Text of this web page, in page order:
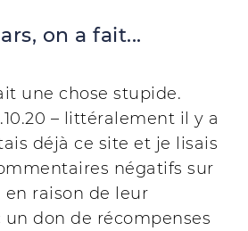
on a fait...
une chose stupide.
– littéralement il y a
déjà ce site et je lisais
négatifs sur
en raison de leur
don de récompenses